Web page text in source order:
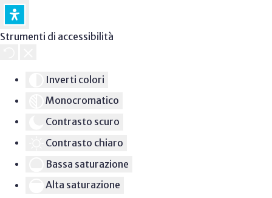
Strumenti di accessibilità
Inverti colori
Monocromatico
Contrasto scuro
Contrasto chiaro
Bassa saturazione
Alta saturazione